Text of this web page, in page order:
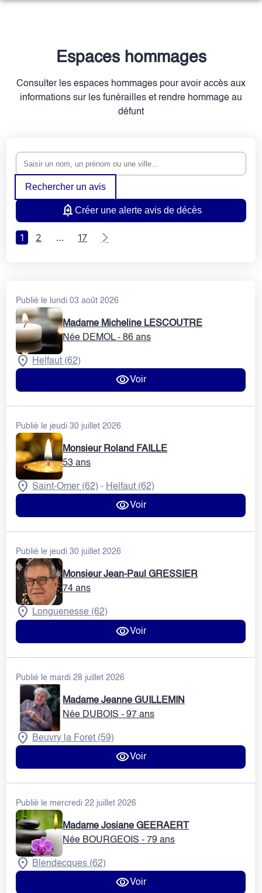
ORGANISER DES OBSÈQUES
NOTRE CHAMBRE FUNERAIRE
ESPACES HOMMAGES
Espaces hommages
Consulter les espaces hommages pour avoir accès aux
informations sur les funérailles et rendre hommage au
défunt
Rechercher un avis
Créer une alerte avis de décès
1 2 … 17
Publié le lundi 03 août 2026
Madame Micheline LESCOUTRE
Née DEMOL - 86 ans
Helfaut (62)
Voir
Publié le jeudi 30 juillet 2026
Monsieur Roland FAILLE
53 ans
Saint-Omer (62) - Helfaut (62)
Voir
Publié le jeudi 30 juillet 2026
Monsieur Jean-Paul GRESSIER
74 ans
Longuenesse (62)
Voir
Publié le mardi 28 juillet 2026
Madame Jeanne GUILLEMIN
Née DUBOIS - 97 ans
Beuvry la Foret (59)
Voir
Publié le mercredi 22 juillet 2026
Madame Josiane GEERAERT
Née BOURGEOIS - 79 ans
Blendecques (62)
Voir